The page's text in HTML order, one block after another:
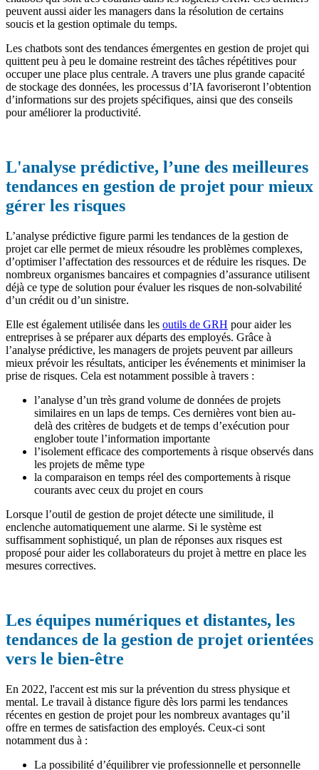
peuvent aussi aider les managers dans la résolution de certains
soucis et la gestion optimale du temps.
Les chatbots sont des tendances émergentes en gestion de projet qui
quittent peu à peu le domaine restreint des tâches répétitives pour
occuper une place plus centrale. A travers une plus grande capacité
de stockage des données, les processus d’IA favoriseront l’obtention
d’informations sur des projets spécifiques, ainsi que des conseils
pour améliorer la productivité.
L'analyse prédictive, l’une des meilleures
tendances en gestion de projet pour mieux
gérer les risques
L’analyse prédictive figure parmi les tendances de la gestion de
projet car elle permet de mieux résoudre les problèmes complexes,
d’optimiser l’affectation des ressources et de réduire les risques. De
nombreux organismes bancaires et compagnies d’assurance utilisent
déjà ce type de solution pour évaluer les risques de non-solvabilité
d’un crédit ou d’un sinistre.
Elle est également utilisée dans les outils de GRH pour aider les
entreprises à se préparer aux départs des employés. Grâce à
l’analyse prédictive, les managers de projets peuvent par ailleurs
mieux prévoir les résultats, anticiper les événements et minimiser la
prise de risques. Cela est notamment possible à travers :
l’analyse d’un très grand volume de données de projets
similaires en un laps de temps. Ces dernières vont bien au-
delà des critères de budgets et de temps d’exécution pour
englober toute l’information importante
l’isolement efficace des comportements à risque observés dans
les projets de même type
la comparaison en temps réel des comportements à risque
courants avec ceux du projet en cours
Lorsque l’outil de gestion de projet détecte une similitude, il
enclenche automatiquement une alarme. Si le système est
suffisamment sophistiqué, un plan de réponses aux risques est
proposé pour aider les collaborateurs du projet à mettre en place les
mesures correctives.
Les équipes numériques et distantes, les
tendances de la gestion de projet orientées
vers le bien-être
En 2022, l'accent est mis sur la prévention du stress physique et
mental. Le travail à distance figure dès lors parmi les tendances
récentes en gestion de projet pour les nombreux avantages qu’il
offre en termes de satisfaction des employés. Ceux-ci sont
notamment dus à :
La possibilité d’équilibrer vie professionnelle et personnelle